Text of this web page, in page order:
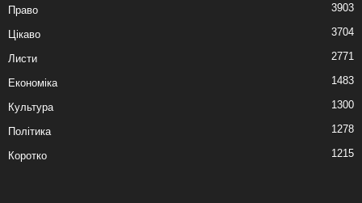
Право 3903
Цікаво 3704
Листи 2771
Економіка 1483
Культура 1300
Політика 1278
Коротко 1215